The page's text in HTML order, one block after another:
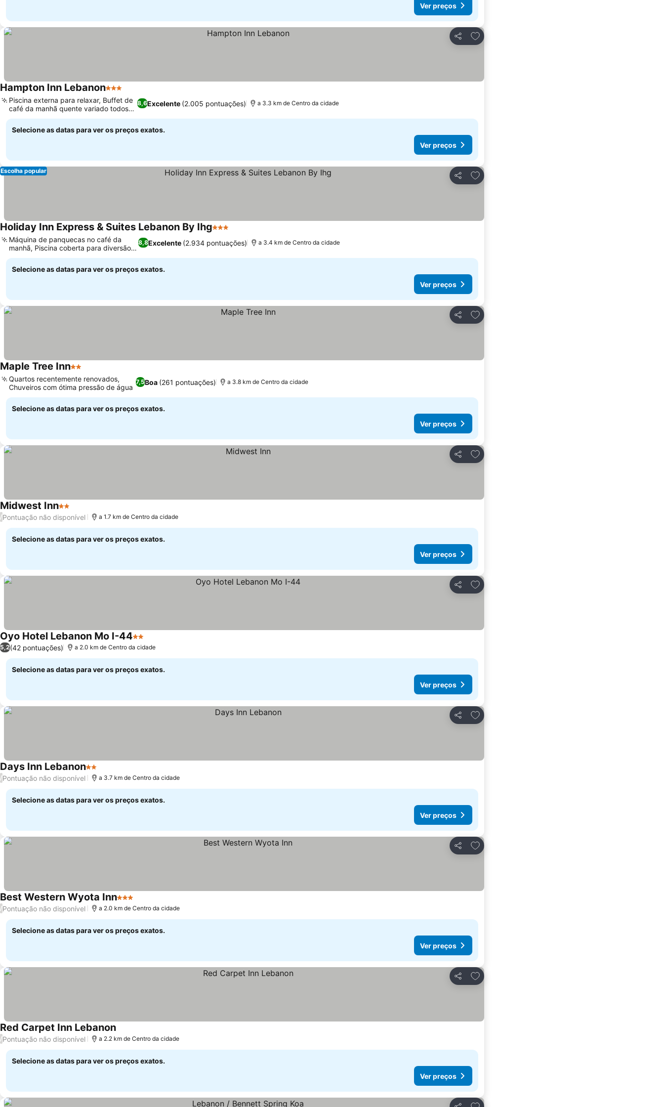
Ver preços
Partilhar
Adicionar aos favoritos
Hampton Inn Lebanon3 Estrelas
8,6Excelente (2.005 pontuações)
Piscina externa para relaxar, Buffet de
café da manhã quente variado todos
os dias
a 3.3 km de Centro da cidade
Selecione as datas para ver os preços exatos.
Ver preços
Partilhar
Adicionar aos favoritos
Escolha popular
Holiday Inn Express & Suites Lebanon By Ihg3 Estrelas
8,8Excelente (2.934 pontuações)
Máquina de panquecas no café da
manhã, Piscina coberta para diversão o
ano todo
a 3.4 km de Centro da cidade
Selecione as datas para ver os preços exatos.
Ver preços
Partilhar
Adicionar aos favoritos
Maple Tree Inn2 Estrelas
7,5Boa (261 pontuações)
Quartos recentemente renovados,
Chuveiros com ótima pressão de água
a 3.8 km de Centro da cidade
Selecione as datas para ver os preços exatos.
Ver preços
Partilhar
Adicionar aos favoritos
Midwest Inn2 Estrelas
Ver preços
/Pontuação não disponível a 1.7 km de Centro da cidade
Selecione as datas para ver os preços exatos.
Ver preços
Partilhar
Adicionar aos favoritos
Oyo Hotel Lebanon Mo I-442 Estrelas
5,2(42 pontuações) a 2.0 km de Centro da cidade
Selecione as datas para ver os preços exatos.
Ver preços
Partilhar
Adicionar aos favoritos
Days Inn Lebanon2 Estrelas
/Pontuação não disponível a 3.7 km de Centro da cidade
Selecione as datas para ver os preços exatos.
Ver preços
Partilhar
Adicionar aos favoritos
Best Western Wyota Inn3 Estrelas
/Pontuação não disponível a 2.0 km de Centro da cidade
Selecione as datas para ver os preços exatos.
Ver preços
Partilhar
Adicionar aos favoritos
Red Carpet Inn LebanonVer preços
/Pontuação não disponível a 2.2 km de Centro da cidade
Selecione as datas para ver os preços exatos.
Ver preços
Adicionar aos favoritos